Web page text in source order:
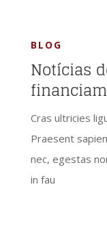
BLOG
Notícias
Cras ultricies
Praesent
nec, egestas
in fau